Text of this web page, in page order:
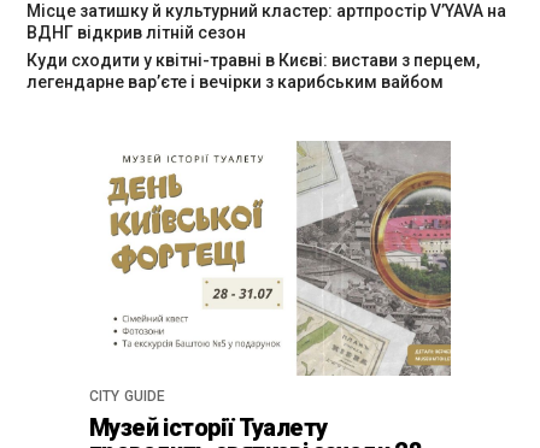
Місце затишку й культурний кластер: артпростір V’YAVA на
ВДНГ відкрив літній сезон
Куди сходити у квітні-травні в Києві: вистави з перцем,
легендарне вар’єте і вечірки з карибським вайбом
CITY GUIDE
Музей історії Туалету